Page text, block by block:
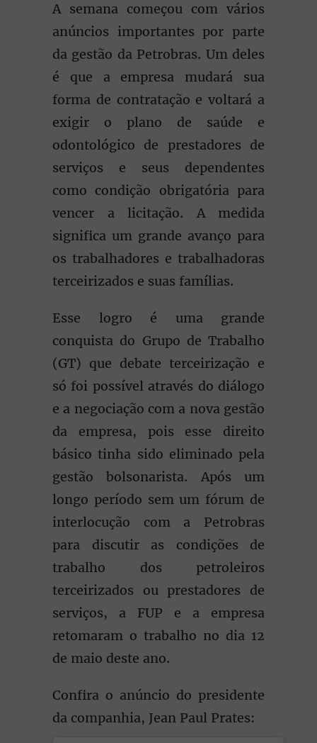
A semana começou com vários
anúncios importantes por parte
da gestão da Petrobras. Um deles
é que a empresa mudará sua
forma de contratação e voltará a
exigir o plano de saúde e
odontológico de prestadores de
serviços e seus dependentes
como condição obrigatória para
vencer a licitação. A medida
significa um grande avanço para
os trabalhadores e trabalhadoras
terceirizados e suas famílias.
Esse logro é uma grande
conquista do Grupo de Trabalho
(GT) que debate terceirização e
só foi possível através do diálogo
e a negociação com a nova gestão
da empresa, pois esse direito
básico tinha sido eliminado pela
gestão bolsonarista. Após um
longo período sem um fórum de
interlocução com a Petrobras
para discutir as condições de
trabalho dos petroleiros
terceirizados ou prestadores de
serviços, a FUP e a empresa
retomaram o trabalho no dia 12
de maio deste ano.
Confira o anúncio do presidente
da companhia, Jean Paul Prates: